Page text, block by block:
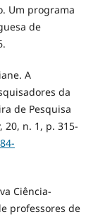
Um programa
de
A
da
de Pesquisa
20, n. 1, p. 315-
Ciência-
professores de